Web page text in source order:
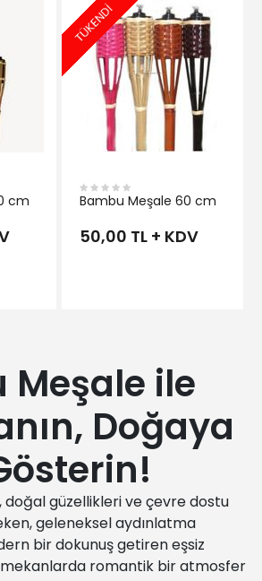
cm
TÜKENDİ
Bambu Meşale 60 cm
50,00 TL + KDV
Meşale ile
Doğaya
doğal güzellikleri ve çevre dostu
geleneksel aydınlatma
bir dokunuş getiren eşsiz
romantik bir atmosfer